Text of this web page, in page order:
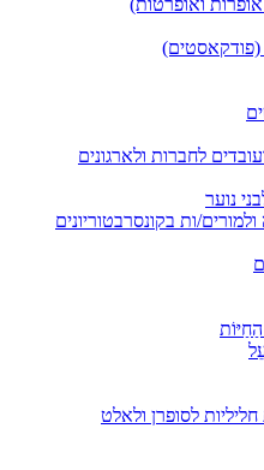
ואופרטות)
(פודקאסטים)
לחברות ולארגונים
נוער
ות בקונסרבטוריונים
לסופרן ולאלט